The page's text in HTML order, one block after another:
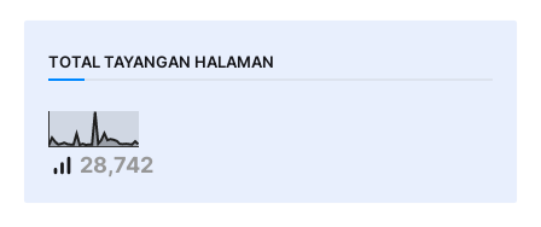
TOTAL TAYANGAN HALAMAN
28,742